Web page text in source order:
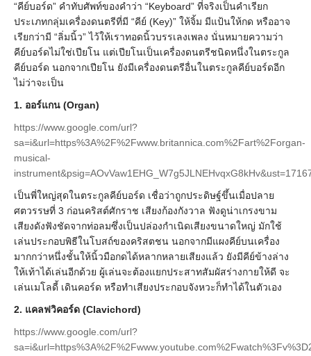
“คีย์บอร์ด” คำทับศัพท์ของคำว่า “Keyboard” ที่จริงเป็นคำเรียก
ประเภทกลุ่มเครื่องดนตรีที่มี “คีย์ (Key)” ให้จิ้ม มีแป้นให้กด หรืออาจ
เรียกว่ามี “ลิ่มนิ้ว” ไว้ให้เราทอดนิ้วบรรเลงเพลง นั่นหมายความว่า
คีย์บอร์ดไม่ใช่เปียโน แต่เปียโนเป็นเครื่องดนตรีชนิดหนึ่งในตระกูล
คีย์บอร์ด นอกจากเปียโน ยังมีเครื่องดนตรีอื่นในตระกูลคีย์บอร์ดอีก
ไม่ว่าจะเป็น
1. ออร์แกน (Organ)
https://www.google.com/url?
sa=i&url=https%3A%2F%2Fwww.britannica.com%2Fart%2Forgan-
musical-
เป็นพี่ใหญ่สุดในตระกูลคีย์บอร์ด เชื่อว่าถูกประดิษฐ์ขึ้นเมื่อปลาย
ศตวรรษที่ 3 ก่อนคริสต์ศักราช เสียงก้องกังวาล ฟังดูน่าเกรงขาม
เสียงดังฟังชัดจากท่อลมซึ่งเป็นปล่องกำเนิดเสียงขนาดใหญ่ มักใช้
เล่นประกอบพิธีในโบสถ์ของคริสตชน นอกจากมีแผงคีย์บนเครื่อง
มากกว่าหนึ่งชั้นให้นิ้วมือกดได้หลากหลายเสียงแล้ว ยังมีคีย์ข้างล่าง
ให้เท้าได้เล่นอีกด้วย ผู้เล่นจะต้องแยกประสาทสัมผัสร่างกายให้ดี จะ
เล่นเมโลดี้ เดินคอร์ด หรือทำเสียงประกอบจังหวะก็ทำได้ในตัวเอง
2. แคลฟวิคอร์ด (Clavichord)
https://www.google.com/url?